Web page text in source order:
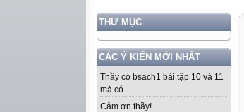
THƯ MỤC
CÁC Ý KIẾN MỚI NHẤT
Thầy có bsach1 bài tập 10 và 11
mà có...
Cảm ơn thầy!...